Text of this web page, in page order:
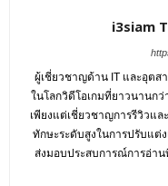
i3siam
ผู้เชี่ยวชาญด้าน IT และอุตส
ในโลกวิดีโอเกมที่ยาวนานกว่
เพียงแต่เชี่ยวชาญการรีวิวแล
ทักษะระดับสูงในการปรับแต่
ส่งมอบประสบการณ์การอ่า